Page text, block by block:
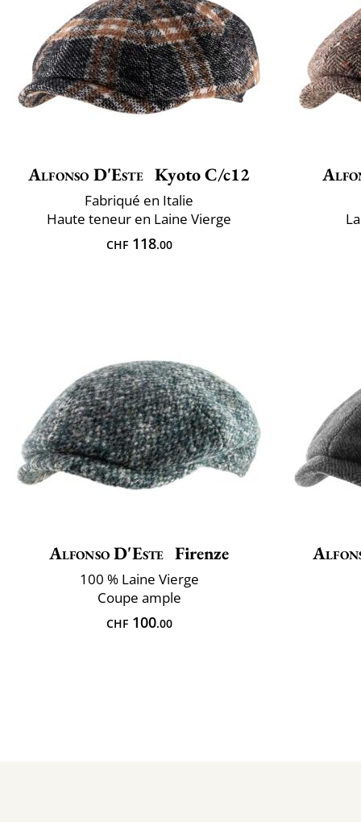
Alfonso D'Este Kyoto C/c12
Fabriqué en Italie
Haute teneur en Laine Vierge
CHF118.00
Alfonso D'Este Firenze
100 % Laine Vierge
Coupe ample
CHF100.00